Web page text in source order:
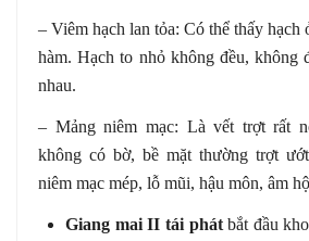
– Viêm hạch lan tỏa: Có thể thấy hạch
hàm. Hạch to nhỏ không đều, không
nhau.
– Mảng niêm mạc: Là vết trợt rất
không có bờ, bề mặt thường trợt
niêm mạc mép, lỗ mũi, hậu môn, âm
Giang mai II tái phátbắt đầu